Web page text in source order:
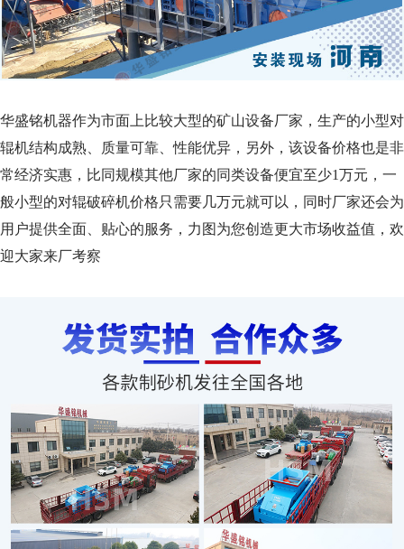
华盛铭机器作为市面上比较大型的矿山设备厂家，生产的小型对
辊机结构成熟、质量可靠、性能优异，另外，该设备价格也是非
常经济实惠，比同规模其他厂家的同类设备便宜至少1万元，一
般小型的对辊破碎机价格只需要几万元就可以，同时厂家还会为
用户提供全面、贴心的服务，力图为您创造更大市场收益值，欢
迎大家来厂考察